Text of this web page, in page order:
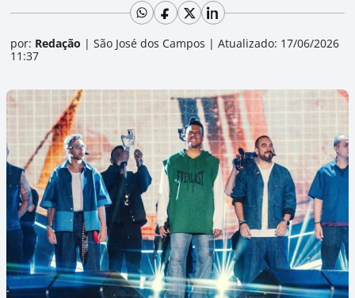
por: Redação | São José dos Campos | Atualizado: 17/06/2026
11:37